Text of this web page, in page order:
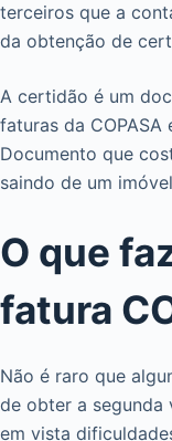
terceiros que a
da obtenção de
A certidão é um
faturas da
Documento que
saindo de um
O que
fatura
Não é raro que
de obter a segunda
em vista